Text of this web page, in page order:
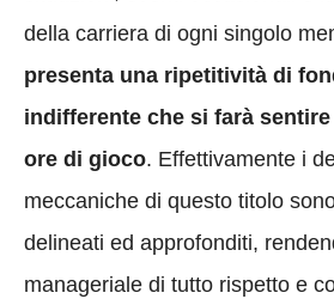
della carriera di ogni singolo
presenta una ripetitività di
indifferente che si farà
ore di gioco. Effettivamente i
meccaniche di questo titolo
delineati ed approfonditi,
manageriale di tutto rispetto e